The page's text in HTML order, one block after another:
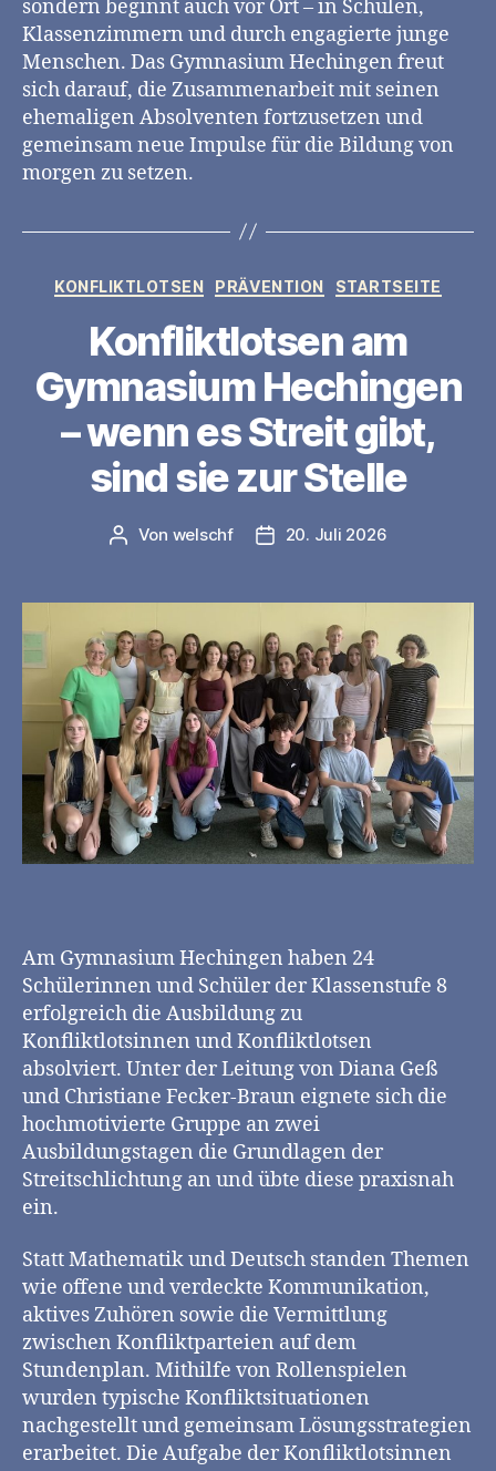
sondern beginnt auch vor Ort – in Schulen,
Klassenzimmern und durch engagierte junge
Menschen. Das Gymnasium Hechingen freut
sich darauf, die Zusammenarbeit mit seinen
ehemaligen Absolventen fortzusetzen und
gemeinsam neue Impulse für die Bildung von
morgen zu setzen.
Kategorien
KONFLIKTLOTSEN PRÄVENTION STARTSEITE
Konfliktlotsen am
Gymnasium Hechingen
– wenn es Streit gibt,
sind sie zur Stelle
Beitragsautor
Von welschf Veröffentlichungsdatum
20. Juli 2026
Am Gymnasium Hechingen haben 24
Schülerinnen und Schüler der Klassenstufe 8
erfolgreich die Ausbildung zu
Konfliktlotsinnen und Konfliktlotsen
absolviert. Unter der Leitung von Diana Geß
und Christiane Fecker-Braun eignete sich die
hochmotivierte Gruppe an zwei
Ausbildungstagen die Grundlagen der
Streitschlichtung an und übte diese praxisnah
ein.
Statt Mathematik und Deutsch standen Themen
wie offene und verdeckte Kommunikation,
aktives Zuhören sowie die Vermittlung
zwischen Konfliktparteien auf dem
Stundenplan. Mithilfe von Rollenspielen
wurden typische Konfliktsituationen
nachgestellt und gemeinsam Lösungsstrategien
erarbeitet. Die Aufgabe der Konfliktlotsinnen